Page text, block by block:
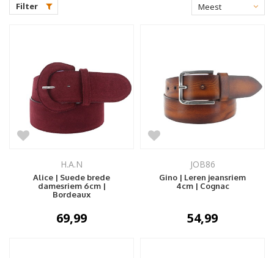
Filter
Meest
H.A.N
Alice | Suede brede
damesriem 6cm |
Bordeaux
69,99
JOB86
Gino | Leren jeansriem
4cm | Cognac
54,99